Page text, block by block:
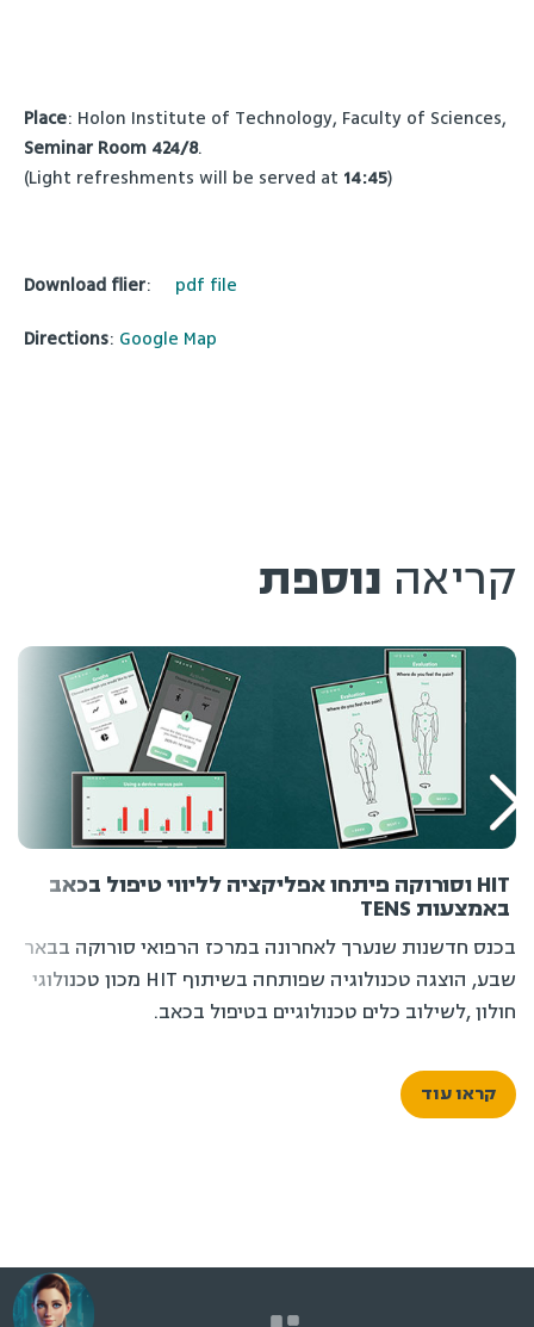
Place: Holon Institute of Technology, Faculty of Sciences,
Seminar Room 424/8.
(Light refreshments will be served at 14:45)
Download flier: pdf file
Directions: Google Map
קריאה נוספת
HIT וסורוקה פיתחו אפליקציה לליווי טיפול בכאב
באמצעות TENS
בכנס חדשנות שנערך לאחרונה במרכז הרפואי סורוקה בבאר
שבע, הוצגה טכנולוגיה שפותחה בשיתוף HIT מכון טכנולוגי
חולון ,לשילוב כלים טכנולוגיים בטיפול בכאב.
קראו עוד